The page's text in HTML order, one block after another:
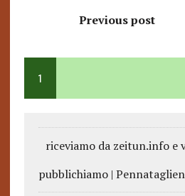
Previous post
1
riceviamo da zeitun.info e
pubblichiamo |